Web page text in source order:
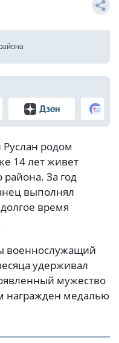
Дзен
родом
14 лет живет
района. За год
выполнял
время
военнослужащий
удерживал
мужество
награжден медалью